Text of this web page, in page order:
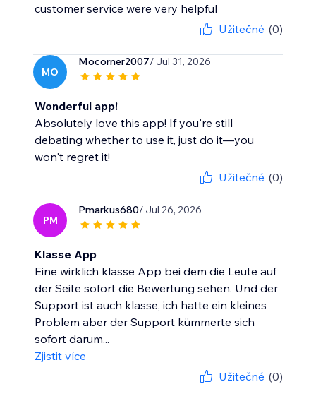
customer service were very helpful
Užitečné (0)
MO
Mocorner2007/ Jul 31, 2026
Wonderful app!
Absolutely love this app! If you're still
debating whether to use it, just do it—you
won't regret it!
Užitečné (0)
PM
Pmarkus680/ Jul 26, 2026
Klasse App
Eine wirklich klasse App bei dem die Leute auf
der Seite sofort die Bewertung sehen. Und der
Support ist auch klasse, ich hatte ein kleines
Problem aber der Support kümmerte sich
sofort darum...
Zjistit více
Užitečné (0)